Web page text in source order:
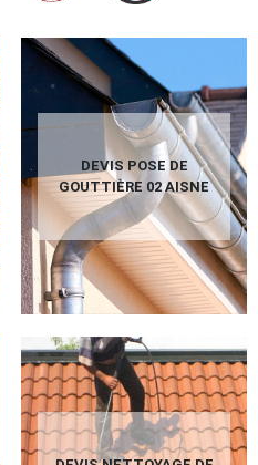
DEVIS POSE DE
GOUTTIÈRE 02 AISNE